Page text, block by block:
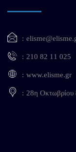
210 82 11 025
www.elisme.gr
28η